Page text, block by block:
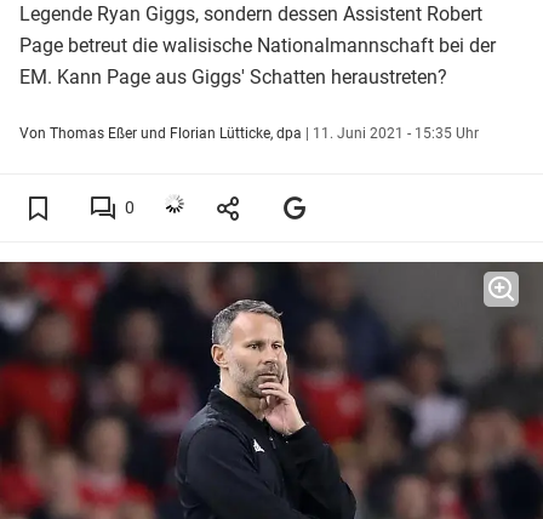
Legende Ryan Giggs, sondern dessen Assistent Robert
Page betreut die walisische Nationalmannschaft bei der
EM. Kann Page aus Giggs' Schatten heraustreten?
Von Thomas Eßer und Florian Lütticke, dpa | 11. Juni 2021 - 15:35 Uhr
0